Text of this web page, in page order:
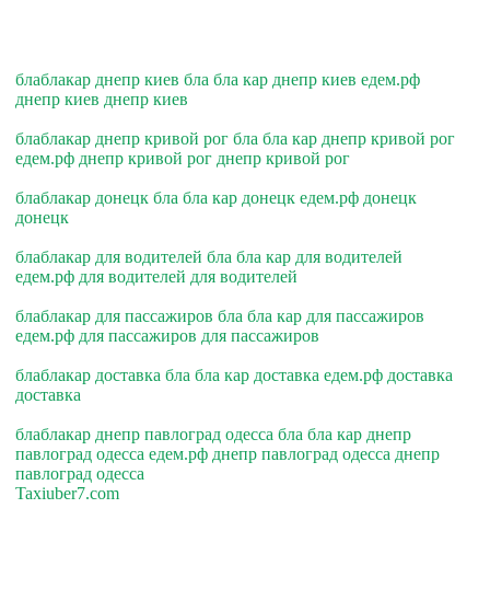
блаблакар днепр киев бла бла кар днепр киев едем.рф
днепр киев днепр киев
блаблакар днепр кривой рог бла бла кар днепр кривой рог
едем.рф днепр кривой рог днепр кривой рог
блаблакар донецк бла бла кар донецк едем.рф донецк
донецк
блаблакар для водителей бла бла кар для водителей
едем.рф для водителей для водителей
блаблакар для пассажиров бла бла кар для пассажиров
едем.рф для пассажиров для пассажиров
блаблакар доставка бла бла кар доставка едем.рф доставка
доставка
блаблакар днепр павлоград одесса бла бла кар днепр
павлоград одесса едем.рф днепр павлоград одесса днепр
павлоград одесса
Taxiuber7.com